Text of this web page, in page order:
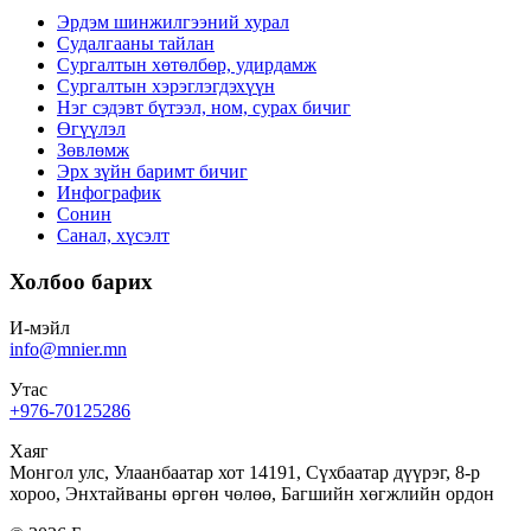
Эрдэм шинжилгээний хурал
Судалгааны тайлан
Сургалтын хөтөлбөр, удирдамж
Сургалтын хэрэглэгдэхүүн
Нэг сэдэвт бүтээл, ном, сурах бичиг
Өгүүлэл
Зөвлөмж
Эрх зүйн баримт бичиг
Инфографик
Сонин
Санал, хүсэлт
Холбоо барих
И-мэйл
info@mnier.mn
Утас
+976-70125286
Хаяг
Монгол улс, Улаанбаатар хот 14191, Сүхбаатар дүүрэг, 8-р
хороо, Энхтайваны өргөн чөлөө, Багшийн хөгжлийн ордон